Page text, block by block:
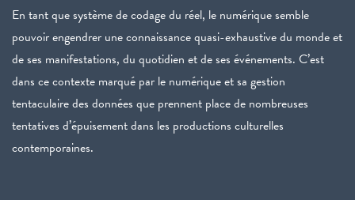
En tant que système de codage du réel, le numérique semble
pouvoir engendrer une connaissance quasi-exhaustive du monde et
de ses manifestations, du quotidien et de ses événements. C’est
dans ce contexte marqué par le numérique et sa gestion
tentaculaire des données que prennent place de nombreuses
tentatives d’épuisement dans les productions culturelles
contemporaines.